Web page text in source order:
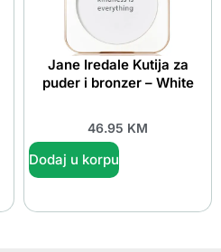
Jane Iredale Kutija za
puder i bronzer – White
46.95 KM
Dodaj u korpu